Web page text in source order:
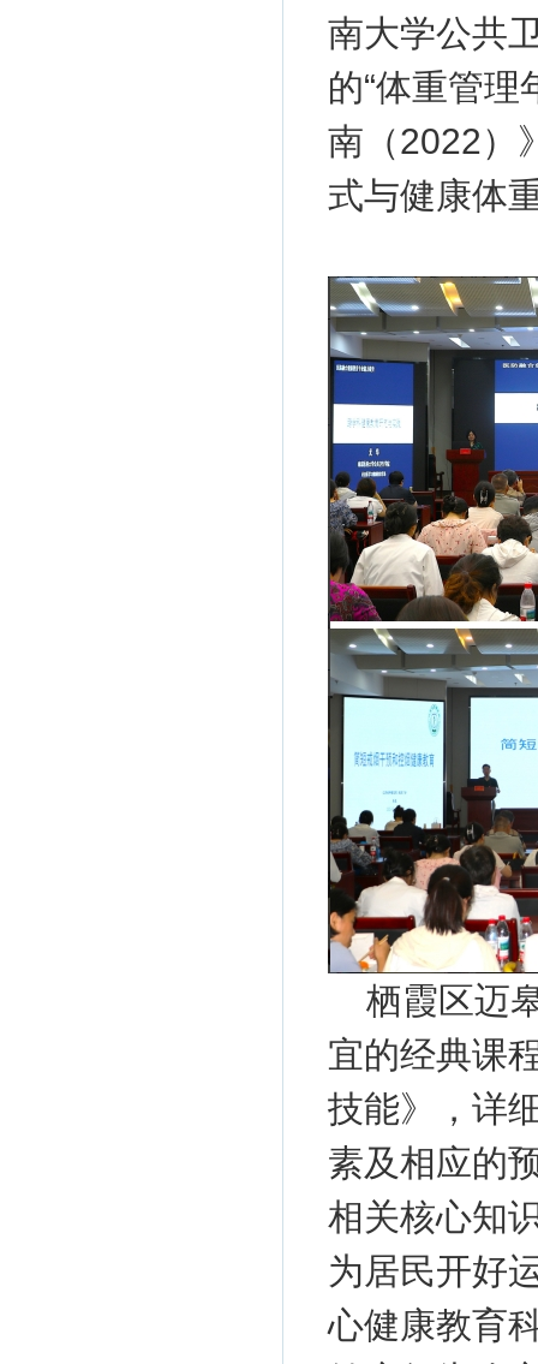
南大学公共
的“体重管理
南（2022）
式与健康体
栖霞区迈
宜的经典课
技能》，详
素及相应的
相关核心知
为居民开好
心健康教育